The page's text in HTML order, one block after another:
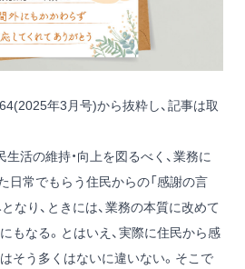
年3月号)から抜粋し、記事は取
生活の維持・向上を図るべく、業務に
日常でもらう住民からの「感謝の言
なり、ときには、業務の本質に改めて
もなる。とはいえ、実際に住民から感
そう多くはないに違いない。そこで